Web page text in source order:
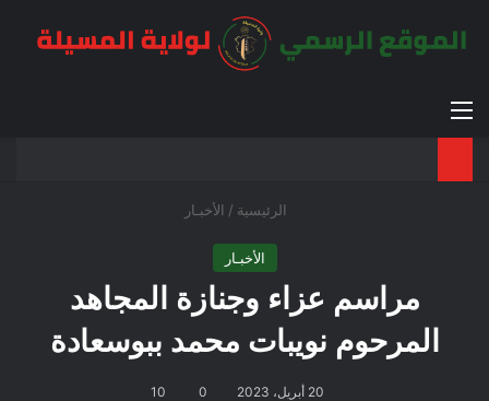
القائمة
الرئيسية / الأخبـار
الأخبـار
مراسم عزاء وجنازة المجاهد
المرحوم نويبات محمد ببوسعادة
20 أبريل، 2023 0
10